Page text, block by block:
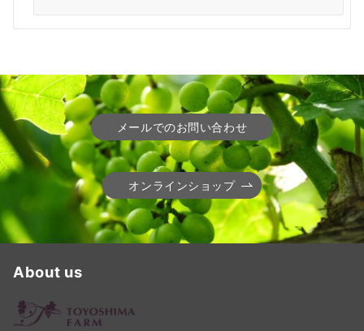
メールでのお問い合わせ
オンラインショップ
About us